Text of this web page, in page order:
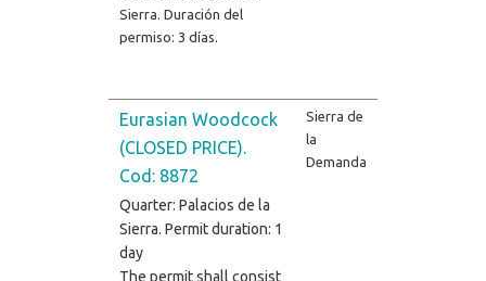
Sierra. Duración del
permiso: 3 días.
Eurasian Woodcock
(CLOSED PRICE).
Cod: 8872
Quarter: Palacios de la
Sierra. Permit duration: 1
day
The permit shall consist
Sierra de
la
Demanda